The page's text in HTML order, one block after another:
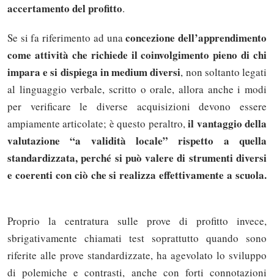
accertamento del profitto.
Se si fa riferimento ad unaconcezione dell’apprendimento
come attività che richiede il coinvolgimento pieno di chi
impara e si dispiega in medium diversi, non soltanto legati
al linguaggio verbale, scritto o orale, allora anche i modi
per verificare le diverse acquisizioni devono essere
ampiamente articolate; è questo peraltro,il vantaggio della
valutazione “a validità locale” rispetto a quella
standardizzata, perché si può valere di strumenti diversi
e coerenti con ciò che si realizza effettivamente a scuola.
Proprio la centratura sulle prove di profitto invece,
sbrigativamente chiamati test soprattutto quando sono
riferite alle prove standardizzate, ha agevolato lo sviluppo
di polemiche e contrasti, anche con forti connotazioni